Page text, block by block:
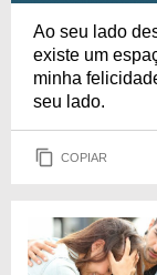
Ao seu lado
existe um
minha
seu lado.
COPIAR